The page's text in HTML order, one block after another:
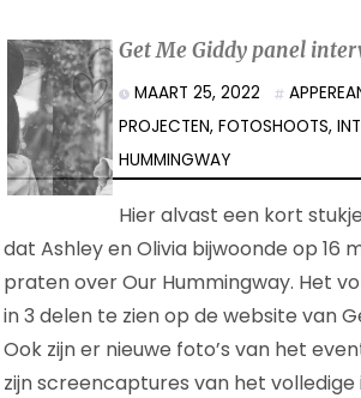
Get Me Giddy panel
MAART 25, 2022
PROJECTEN,FOTOSHOOTS,
HUMMINGWAY
Hier alvast een kort
dat Ashley en Olivia bijwoonde op 16
praten over Our Hummingway. Het
in 3 delen te zien op de website van
Ook zijn er nieuwe foto’s van het
zijn screencaptures van het volledige